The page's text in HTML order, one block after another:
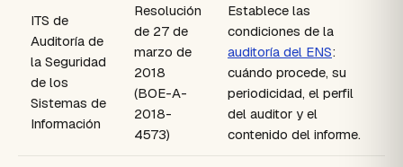
ITS de
Auditoría de
la Seguridad
de los
Sistemas de
Información
Resolución
de 27 de
marzo de
2018
(BOE-A-
2018-
4573)
Establece las
condiciones de la
auditoría del ENS:
cuándo procede, su
periodicidad, el perfil
del auditor y el
contenido del informe.